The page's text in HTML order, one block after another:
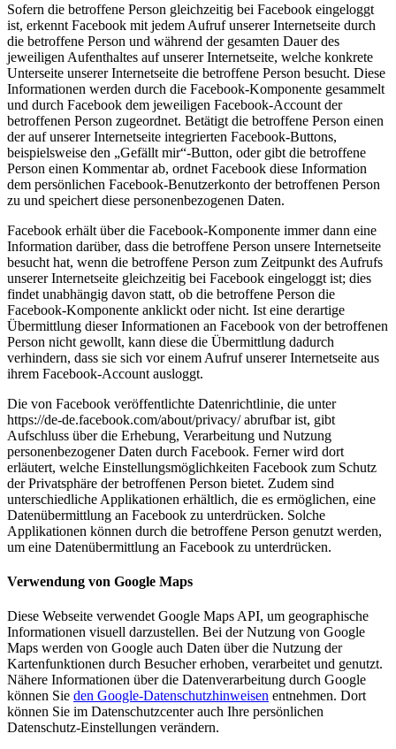
Sofern die betroffene Person gleichzeitig bei Facebook eingeloggt
ist, erkennt Facebook mit jedem Aufruf unserer Internetseite durch
die betroffene Person und während der gesamten Dauer des
jeweiligen Aufenthaltes auf unserer Internetseite, welche konkrete
Unterseite unserer Internetseite die betroffene Person besucht. Diese
Informationen werden durch die Facebook-Komponente gesammelt
und durch Facebook dem jeweiligen Facebook-Account der
betroffenen Person zugeordnet. Betätigt die betroffene Person einen
der auf unserer Internetseite integrierten Facebook-Buttons,
beispielsweise den „Gefällt mir“-Button, oder gibt die betroffene
Person einen Kommentar ab, ordnet Facebook diese Information
dem persönlichen Facebook-Benutzerkonto der betroffenen Person
zu und speichert diese personenbezogenen Daten.
Facebook erhält über die Facebook-Komponente immer dann eine
Information darüber, dass die betroffene Person unsere Internetseite
besucht hat, wenn die betroffene Person zum Zeitpunkt des Aufrufs
unserer Internetseite gleichzeitig bei Facebook eingeloggt ist; dies
findet unabhängig davon statt, ob die betroffene Person die
Facebook-Komponente anklickt oder nicht. Ist eine derartige
Übermittlung dieser Informationen an Facebook von der betroffenen
Person nicht gewollt, kann diese die Übermittlung dadurch
verhindern, dass sie sich vor einem Aufruf unserer Internetseite aus
ihrem Facebook-Account ausloggt.
Die von Facebook veröffentlichte Datenrichtlinie, die unter
https://de-de.facebook.com/about/privacy/ abrufbar ist, gibt
Aufschluss über die Erhebung, Verarbeitung und Nutzung
personenbezogener Daten durch Facebook. Ferner wird dort
erläutert, welche Einstellungsmöglichkeiten Facebook zum Schutz
der Privatsphäre der betroffenen Person bietet. Zudem sind
unterschiedliche Applikationen erhältlich, die es ermöglichen, eine
Datenübermittlung an Facebook zu unterdrücken. Solche
Applikationen können durch die betroffene Person genutzt werden,
um eine Datenübermittlung an Facebook zu unterdrücken.
Verwendung von Google Maps
Diese Webseite verwendet Google Maps API, um geographische
Informationen visuell darzustellen. Bei der Nutzung von Google
Maps werden von Google auch Daten über die Nutzung der
Kartenfunktionen durch Besucher erhoben, verarbeitet und genutzt.
Nähere Informationen über die Datenverarbeitung durch Google
können Sie den Google-Datenschutzhinweisen entnehmen. Dort
können Sie im Datenschutzcenter auch Ihre persönlichen
Datenschutz-Einstellungen verändern.